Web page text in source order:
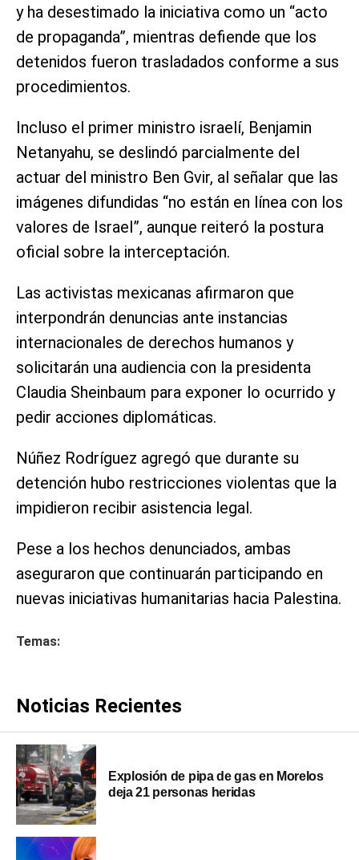
y ha desestimado la iniciativa como un “acto
de propaganda”, mientras defiende que los
detenidos fueron trasladados conforme a sus
procedimientos.
Incluso el primer ministro israelí, Benjamin
Netanyahu, se deslindó parcialmente del
actuar del ministro Ben Gvir, al señalar que las
imágenes difundidas “no están en línea con los
valores de Israel”, aunque reiteró la postura
oficial sobre la interceptación.
Las activistas mexicanas afirmaron que
interpondrán denuncias ante instancias
internacionales de derechos humanos y
solicitarán una audiencia con la presidenta
Claudia Sheinbaum para exponer lo ocurrido y
pedir acciones diplomáticas.
Núñez Rodríguez agregó que durante su
detención hubo restricciones violentas que la
impidieron recibir asistencia legal.
Pese a los hechos denunciados, ambas
aseguraron que continuarán participando en
nuevas iniciativas humanitarias hacia Palestina.
Temas:
Noticias Recientes
Explosión de pipa de gas en Morelos
deja 21 personas heridas